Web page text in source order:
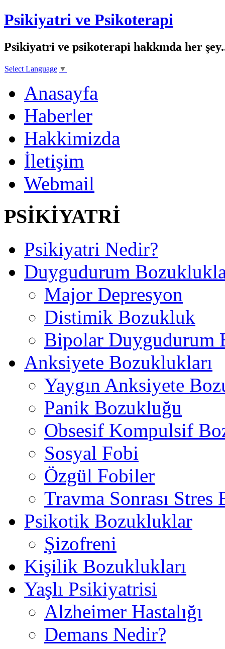
Psikiyatri ve Psikoterapi
Psikiyatri ve psikoterapi hakkında her
Select Language ▼
Anasayfa
Haberler
Hakkimizda
İletişim
Webmail
PSİKİYATRİ
Psikiyatri Nedir?
Duygudurum
Major Depresyon
Distimik Bozukluk
Bipolar Duygudurum
Anksiyete Bozuklukları
Yaygın Anksiyete
Panik Bozukluğu
Obsesif Kompulsif
Sosyal Fobi
Özgül Fobiler
Travma Sonrası Stres
Psikotik Bozukluklar
Şizofreni
Kişilik Bozuklukları
Yaşlı Psikiyatrisi
Alzheimer Hastalığı
Demans Nedir?